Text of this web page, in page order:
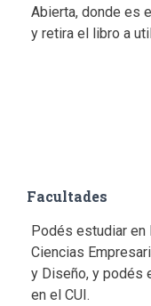
Abierta, donde es
y retira el libro a
Facultades
Podés estudiar en
Ciencias
y Diseño, y podés
en el CUI.